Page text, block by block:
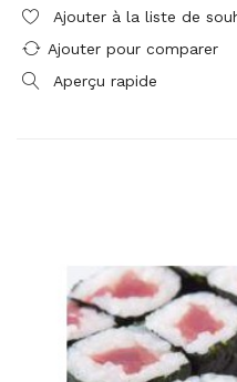
Ajouter à la liste de
Ajouter pour comparer
Aperçu rapide